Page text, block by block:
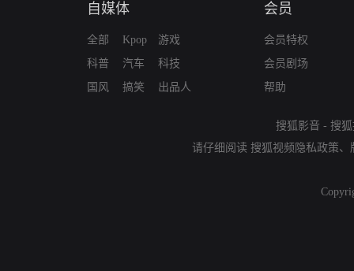
自媒体
全部
科普
国风
Kpop
汽车
搞笑
游戏
科技
出品人
会员
会员特权
会员剧场
帮助
搜狐影音 - 搜
请仔细阅读 搜狐视频隐私政策、